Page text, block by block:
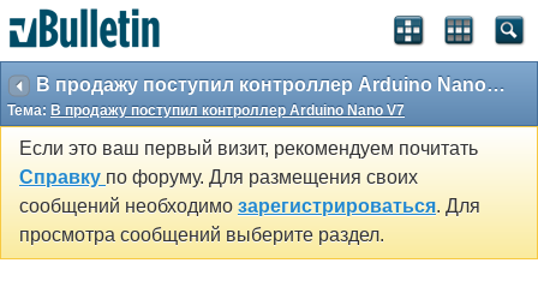
В продажу поступил контроллер Arduino Nano V7
Тема: В продажу поступил контроллер Arduino Nano V7
Если это ваш первый визит, рекомендуем почитать
Справку по форуму. Для размещения своих
сообщений необходимо зарегистрироваться. Для
просмотра сообщений выберите раздел.